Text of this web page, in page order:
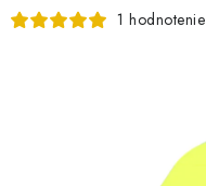
LETKY 1 hodnotenie